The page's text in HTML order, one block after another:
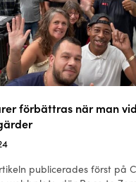
förbättras när man
publicerades först på